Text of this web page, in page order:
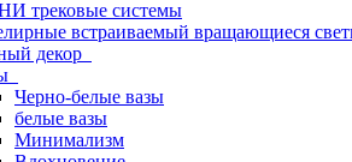
трековые системы
встраиваемый вращающиеся
декор
Черно-белые вазы
белые вазы
Минимализм